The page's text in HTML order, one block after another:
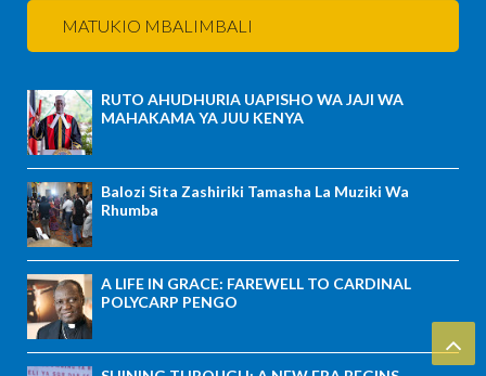
MATUKIO MBALIMBALI
RUTO AHUDHURIA UAPISHO WA JAJI WA
MAHAKAMA YA JUU KENYA
Balozi Sita Zashiriki Tamasha La Muziki Wa
Rhumba
A LIFE IN GRACE: FAREWELL TO CARDINAL
POLYCARP PENGO